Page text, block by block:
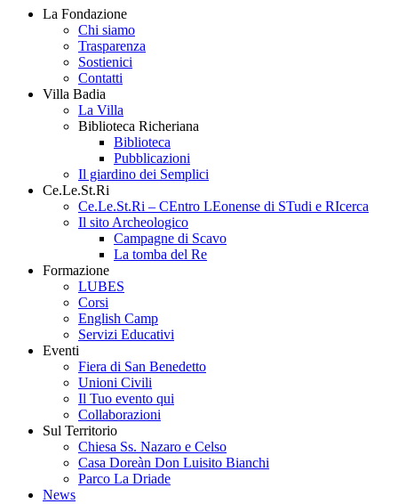
La Fondazione
Chi siamo
Trasparenza
Sostienici
Contatti
Villa Badia
La Villa
Biblioteca Richeriana
Biblioteca
Pubblicazioni
Il giardino dei Semplici
Ce.Le.St.Ri
Ce.Le.St.Ri – CEntro LEonense di STudi e RIcerca
Il sito Archeologico
Campagne di Scavo
La tomba del Re
Formazione
LUBES
Corsi
English Camp
Servizi Educativi
Eventi
Fiera di San Benedetto
Unioni Civili
Il Tuo evento qui
Collaborazioni
Sul Territorio
Chiesa Ss. Nazaro e Celso
Casa Doreàn Don Luisito Bianchi
Parco La Driade
News